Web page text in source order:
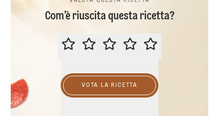
Com’è riuscita questa ricetta?
VALUTA QUESTA RICETTA
VOTA LA RICETTA